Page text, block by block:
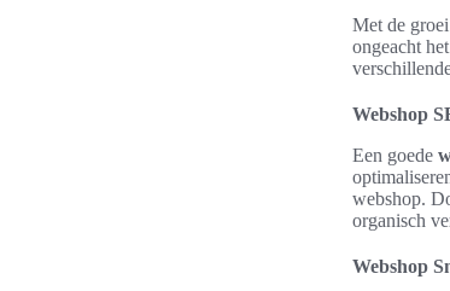
Met de
ongeacht
Webshop
Een goede
webshop.
organisch
Webshop